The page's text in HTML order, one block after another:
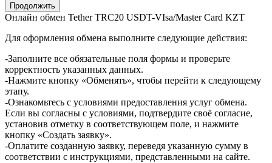
Онлайн обмен Tether TRC20 USDT-VIsa/Master Card KZT
Для оформления обмена выполните следующие действия:
-Заполните все обязательные поля формы и проверьте
корректность указанных данных.
-Нажмите кнопку «Обменять», чтобы перейти к следующему
этапу.
-Ознакомьтесь с условиями предоставления услуг обмена.
Если вы согласны с условиями, подтвердите своё согласие,
установив отметку в соответствующем поле, и нажмите
кнопку «Создать заявку».
-Оплатите созданную заявку, переведя указанную сумму в
соответствии с инструкциями, представленными на сайте.